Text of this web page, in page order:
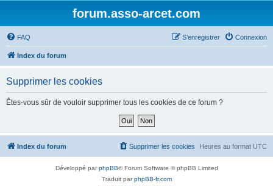
forum.asso-arcet.com
FAQ Connexion
S’enregistrer
Index du forum
Supprimer les cookies
Êtes-vous sûr de vouloir supprimer tous les cookies de ce forum ?
Index du forum Heures au format UTC
Supprimer les cookies
Développé parphpBB® Forum Software © phpBB Limited
Traduit parphpBB-fr.com